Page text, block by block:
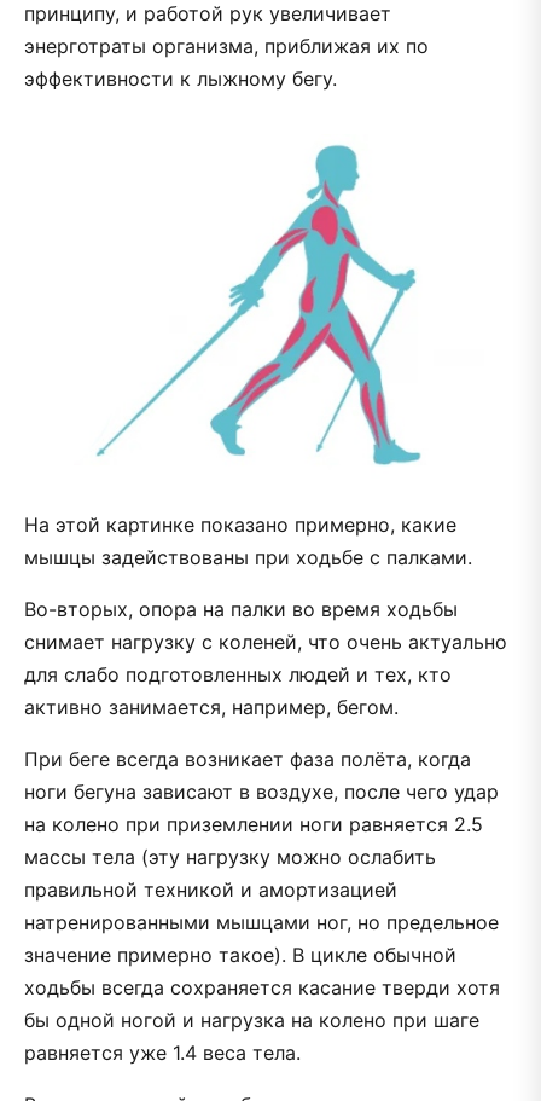
принципу, и работой рук увеличивает
энерготраты организма, приближая их по
эффективности к лыжному бегу.
На этой картинке показано примерно, какие
мышцы задействованы при ходьбе с палками.
Во-вторых, опора на палки во время ходьбы
снимает нагрузку с коленей, что очень актуально
для слабо подготовленных людей и тех, кто
активно занимается, например, бегом.
При беге всегда возникает фаза полёта, когда
ноги бегуна зависают в воздухе, после чего удар
на колено при приземлении ноги равняется 2.5
массы тела (эту нагрузку можно ослабить
правильной техникой и амортизацией
натренированными мышцами ног, но предельное
значение примерно такое). В цикле обычной
ходьбы всегда сохраняется касание тверди хотя
бы одной ногой и нагрузка на колено при шаге
равняется уже 1.4 веса тела.